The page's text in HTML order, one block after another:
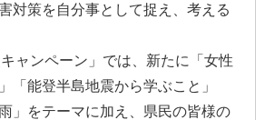
対策を自分事として捉え、考える
ャンペーン」では、新たに「女性
「能登半島地震から学ぶこと」
」をテーマに加え、県民の皆様の